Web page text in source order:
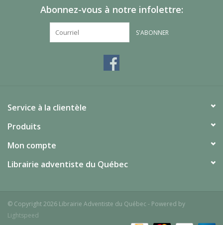
Abonnez-vous à notre infolettre:
S'ABONNER
Service à la clientèle
Produits
Mon compte
Librairie adventiste du Québec
© Copyright 2026 Librairie Adventiste du Québec - Powered by
Lightspeed